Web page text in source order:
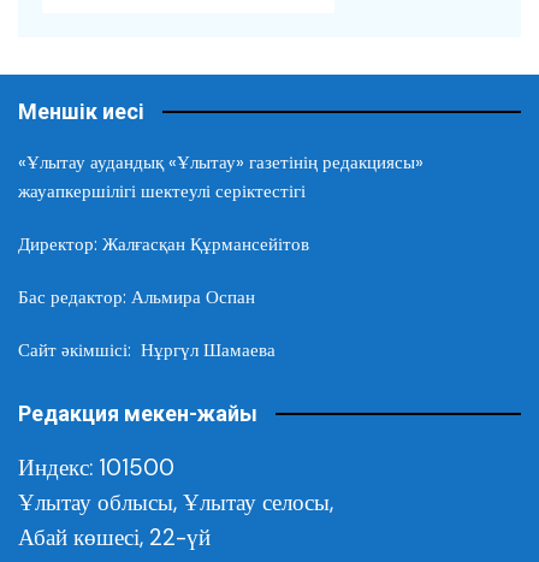
Меншік иесі
«Ұлытау аудандық «Ұлытау» газетінің редакциясы»
жауапкершілігі шектеулі серіктестігі
Директор: Жалғасқан Құрмансейітов
Бас редактор: Альмира Оспан
Сайт әкімшісі: Нұргүл Шамаева
Редакция мекен-жайы
Индекс: 101500
Ұлытау облысы, Ұлытау селосы,
Абай көшесі, 22-үй